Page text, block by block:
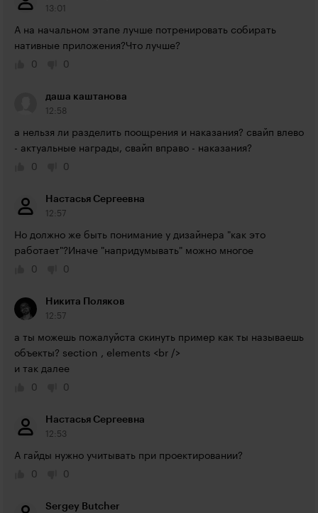
13:01
А на начальном этапе лучше потренировать собирать
нативные приложения?Что лучше?
0
0
даша каштанова
12:58
а нельзя ли разделить поощрения и наказания? свайп влево
- актуальные награды, свайп вправо - наказания?
0
0
Настасья Сергеевна
12:57
Но должно же быть понимание у дизайнера "как это
работает"?Иначе "напридумывать" можно многое
0
0
Никита Поляков
12:57
а ты можешь пожалуйста скинуть пример как ты называешь
объекты? section , elements <br />
и так далее
0
0
Настасья Сергеевна
12:53
А гайды нужно учитывать при проектировании?
0
0
Sergey Butcher